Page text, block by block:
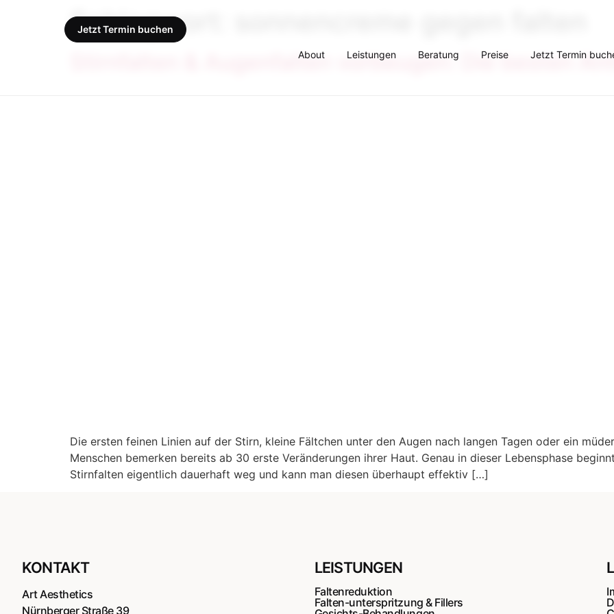
Jetzt Termin buchen
About Leistungen Beratung Preise Jetzt Termin
Schlagwort:
Stirnfalten & Augenfalten vorbeugen: Die besten
Die ersten feinen Linien auf der Stirn, kleine Fältchen unter den Augen nach langen Tagen oder ein
Menschen bemerken bereits ab 30 erste Veränderungen ihrer Haut. Genau in dieser Lebensphase
Stirnfalten eigentlich dauerhaft weg und kann man diesen überhaupt effektiv […]
KONTAKT
Art Aesthetics
Nürnberger Straße 39
LEISTUNGEN
Faltenreduktion
Falten-unterspritzung & Fillers